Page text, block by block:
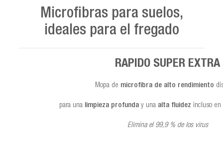
Microfibras para suelos,
ideales para el fregado
RAPIDO SUPER EXTRA
Mopa de microfibra de alto rendimiento
para una limpieza profunday una alta fluidez incluso en
Elimina el 99,9 % de los virus